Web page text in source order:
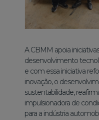
A CBMM apoia
desenvolvimento
e com essa iniciativa
inovação, o
sustentabilidade,
impulsionadora de
para a indústria